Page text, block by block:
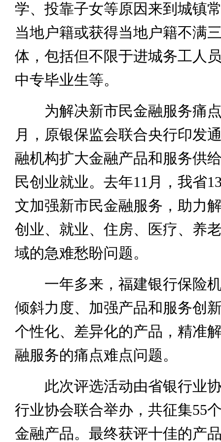
学、投靠子女等原因来到城镇
当地户籍或获得当地户籍不满
体，包括但不限于进城务工人
中专毕业生等。
为解决新市民金融服务痛点
月，原银保监会联合央行印发
融机构扩大金融产品和服务供
民创业就业。去年11月，我省
文加强新市民金融服务，助力
创业、就业、住房、医疗、养
域的急难愁盼问题。
一年多来，福建银行保险机
倾斜力度、加强产品和服务创
个性化、差异化的产品，精准
融服务的痛点难点问题。
此次评选活动由省银行业协
行业协会联合举办，共征集55
金融产品。最终获评十佳的产